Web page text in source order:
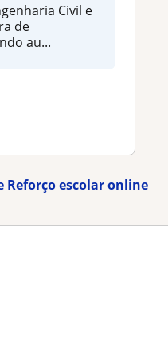
Civil e
de
au...
Reforço escolar online